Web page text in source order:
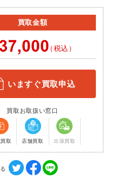
買取金額
（税込）
いますぐ買取申込
買取お取扱い窓口
取 店舗買取 出張買取